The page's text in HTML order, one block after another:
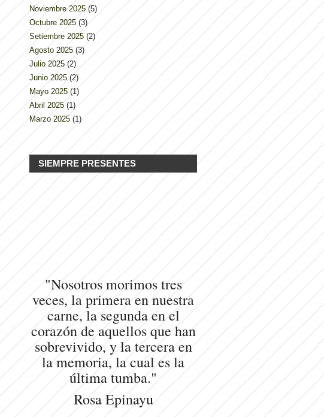
Noviembre 2025 (5)
Octubre 2025 (3)
Setiembre 2025 (2)
Agosto 2025 (3)
Julio 2025 (2)
Junio 2025 (2)
Mayo 2025 (1)
Abril 2025 (1)
Marzo 2025 (1)
SIEMPRE PRESENTES
"Nosotros morimos tres
veces, la primera en nuestra
carne, la segunda en el
corazón de aquellos que han
sobrevivido, y la tercera en
la memoria, la cual es la
última tumba."
Rosa Epinayu